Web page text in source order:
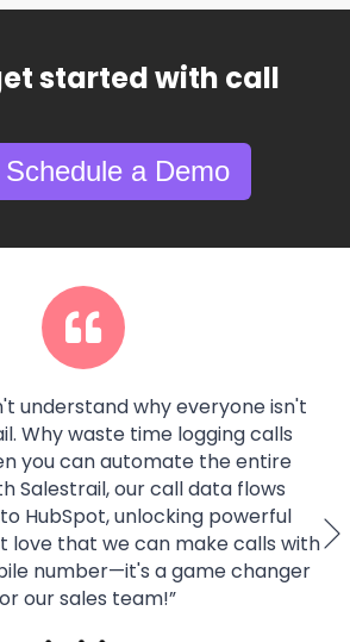
started with call
a Demo
understand why everyone isn't
Why waste time logging calls
you can automate the entire
Salestrail, our call data flows
HubSpot, unlocking powerful
love that we can make calls with
number—it's a game changer
our sales team!”